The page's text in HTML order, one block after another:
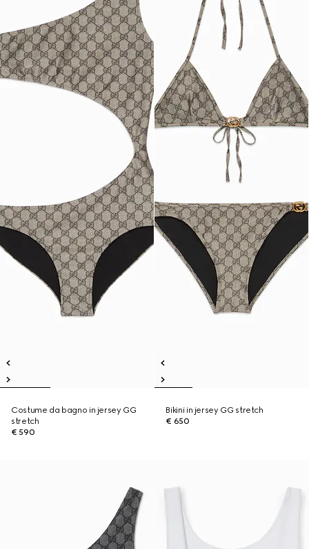
Costume da bagno in jersey GG
stretch
€ 590
Bikini in jersey GG stretch
€ 650